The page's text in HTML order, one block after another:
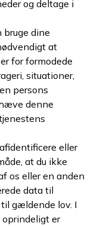
og deltage i
bruge dine
at
for formodede
situationer,
persons
denne
eller
at du ikke
os eller en anden
data til
gældende lov. I
er